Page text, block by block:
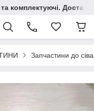
комплектуючі.
Запчастини до